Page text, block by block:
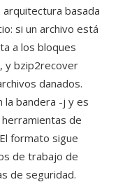
basada
si un archivo está
a los bloques
y bzip2recover
danados.
la bandera -j y es
de
formato sigue
de trabajo de
de seguridad.